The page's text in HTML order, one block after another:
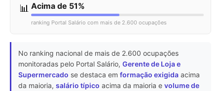
📊 Acima de 51%
ranking Portal Salário com mais de 2.600 ocupações
No ranking nacional de mais de 2.600 ocupações
monitoradas pelo Portal Salário, Gerente de Loja e
Supermercado se destaca em formação exigida acima
da maioria, salário típico acima da maioria e volume de